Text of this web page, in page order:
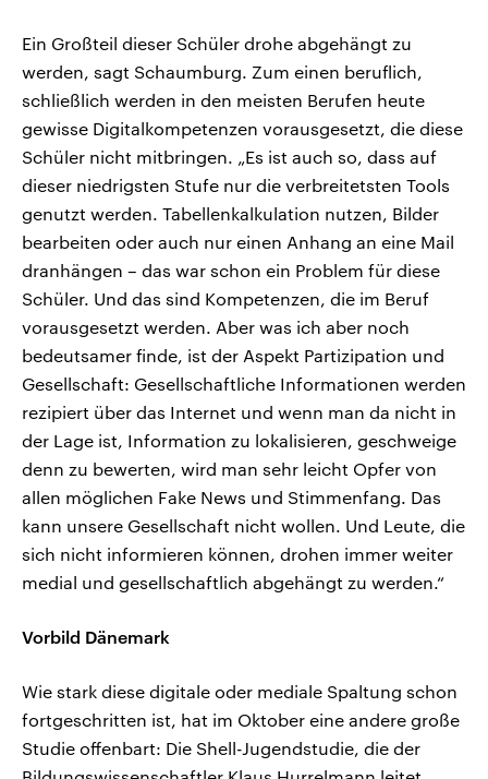
Ein Großteil dieser Schüler drohe abgehängt zu
werden, sagt Schaumburg. Zum einen beruflich,
schließlich werden in den meisten Berufen heute
gewisse Digitalkompetenzen vorausgesetzt, die diese
Schüler nicht mitbringen. „Es ist auch so, dass auf
dieser niedrigsten Stufe nur die verbreitetsten Tools
genutzt werden. Tabellenkalkulation nutzen, Bilder
bearbeiten oder auch nur einen Anhang an eine Mail
dranhängen – das war schon ein Problem für diese
Schüler. Und das sind Kompetenzen, die im Beruf
vorausgesetzt werden. Aber was ich aber noch
bedeutsamer finde, ist der Aspekt Partizipation und
Gesellschaft: Gesellschaftliche Informationen werden
rezipiert über das Internet und wenn man da nicht in
der Lage ist, Information zu lokalisieren, geschweige
denn zu bewerten, wird man sehr leicht Opfer von
allen möglichen Fake News und Stimmenfang. Das
kann unsere Gesellschaft nicht wollen. Und Leute, die
sich nicht informieren können, drohen immer weiter
medial und gesellschaftlich abgehängt zu werden.“
Vorbild Dänemark
Wie stark diese digitale oder mediale Spaltung schon
fortgeschritten ist, hat im Oktober eine andere große
Studie offenbart: Die Shell-Jugendstudie, die der